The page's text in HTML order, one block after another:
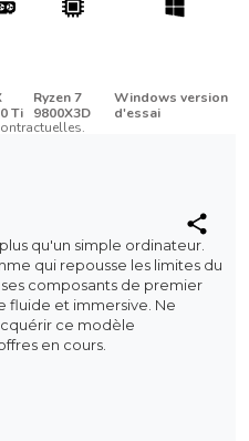
Ti
Ryzen 7
9800X3D
Windows version
d'essai
qu'un simple ordinateur.
qui repousse les limites du
composants de premier
fluide et immersive. Ne
ce modèle
en cours.